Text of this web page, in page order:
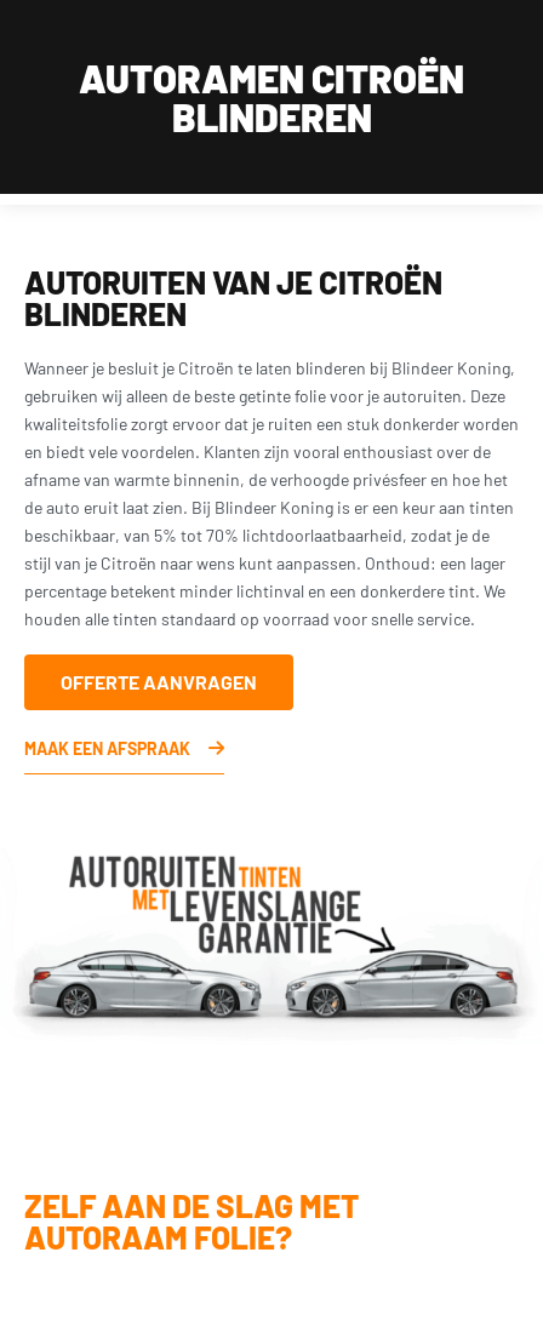
18:00 op 015 2001 185
AUTORAMEN CITROËN
BLINDEREN
AUTORUITEN VAN JE CITROËN
BLINDEREN
Wanneer je besluit je Citroën te laten blinderen bij Blindeer Koning,
gebruiken wij alleen de beste getinte folie voor je autoruiten. Deze
kwaliteitsfolie zorgt ervoor dat je ruiten een stuk donkerder worden
en biedt vele voordelen. Klanten zijn vooral enthousiast over de
afname van warmte binnenin, de verhoogde privésfeer en hoe het
de auto eruit laat zien. Bij Blindeer Koning is er een keur aan tinten
beschikbaar, van 5% tot 70% lichtdoorlaatbaarheid, zodat je de
stijl van je Citroën naar wens kunt aanpassen. Onthoud: een lager
percentage betekent minder lichtinval en een donkerdere tint. We
houden alle tinten standaard op voorraad voor snelle service.
OFFERTE AANVRAGEN
MAAK EEN AFSPRAAK
ZELF AAN DE SLAG MET
AUTORAAM FOLIE?